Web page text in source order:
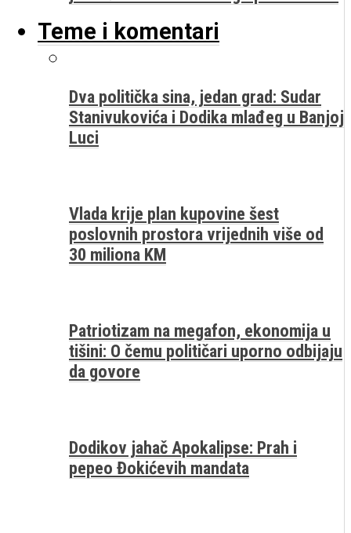
Teme i komentari
Dva politička sina, jedan grad: Sudar
Stanivukovića i Dodika mlađeg u Banjoj
Luci
Vlada krije plan kupovine šest
poslovnih prostora vrijednih više od
30 miliona KM
Patriotizam na megafon, ekonomija u
tišini: O čemu političari uporno odbijaju
da govore
Dodikov jahač Apokalipse: Prah i
pepeo Đokićevih mandata